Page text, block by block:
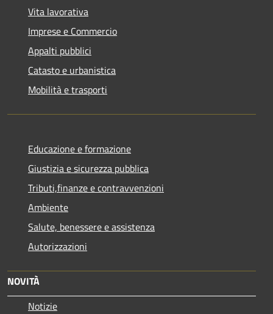
Vita lavorativa
Imprese e Commercio
Appalti pubblici
Catasto e urbanistica
Mobilità e trasporti
Educazione e formazione
Giustizia e sicurezza pubblica
Tributi,finanze e contravvenzioni
Ambiente
Salute, benessere e assistenza
Autorizzazioni
NOVITÀ
Notizie